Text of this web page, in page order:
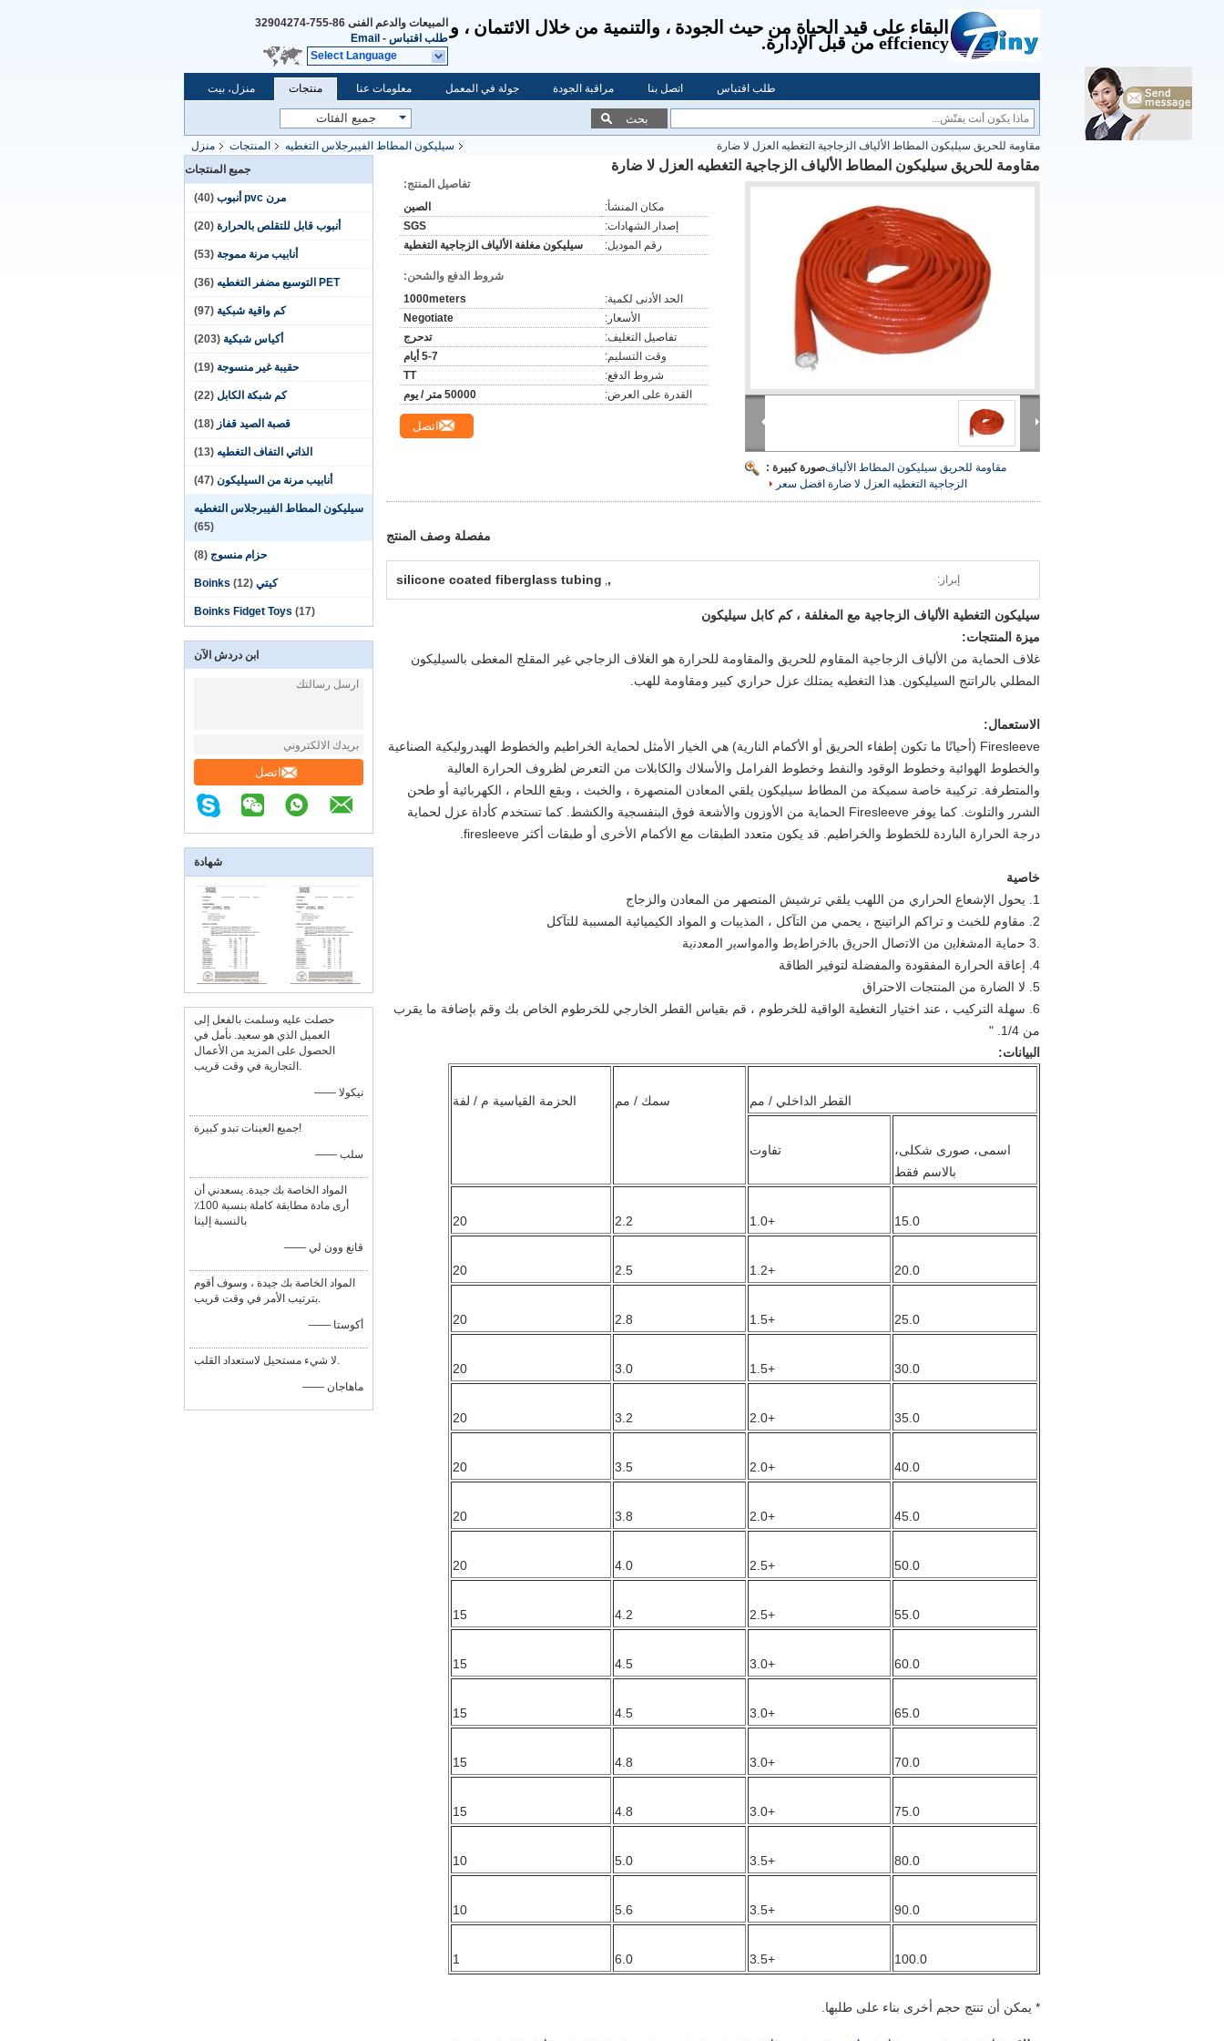
البقاء على قيد الحياة من حيث الجودة ، والتنمية من خلال الائتمان ، و
effciency من قبل الإدارة.
المبيعات والدعم الفنى 86-755-32904274
طلب اقتباس -
Email
Select Language
منزل، بيت منتجات معلومات عنا جولة في المعمل مراقبة الجودة اتصل بنا طلب اقتباس
بحث
منزل المنتجات سيليكون المطاط الفيبرجلاس التغطيه
مقاومة للحريق سيليكون المطاط الألياف الزجاجية التغطيه العزل لا ضارة
جميع المنتجات
مرن pvc أنبوب (40)
أنبوب قابل للتقلص بالحرارة (20)
أنابيب مرنة مموجة (53)
PET التوسيع مضفر التغطيه (36)
كم واقية شبكية (97)
أكياس شبكية (203)
حقيبة غير منسوجة (19)
كم شبكة الكابل (22)
قصبة الصيد قفاز (18)
الذاتي التفاف التغطيه (13)
أنابيب مرنة من السيليكون (47)
سيليكون المطاط الفيبرجلاس التغطيه
(65)
حزام منسوج (8)
كيتي Boinks (12)
Boinks Fidget Toys (17)
ابن دردش الآن
اتصل
شهادة
حصلت عليه وسلمت بالفعل إلى
العميل الذي هو سعيد. نأمل في
الحصول على المزيد من الأعمال
التجارية في وقت قريب.
—— نيكولا
جميع العينات تبدو كبيرة!
—— سلب
المواد الخاصة بك جيدة. يسعدني أن
أرى مادة مطابقة كاملة بنسبة 100٪
بالنسبة إلينا
—— قانغ وون لي
المواد الخاصة بك جيدة ، وسوف أقوم
بترتيب الأمر في وقت قريب.
—— أكوستا
لا شيء مستحيل لاستعداد القلب.
—— ماهاجان
مقاومة للحريق سيليكون المطاط الألياف الزجاجية التغطيه العزل لا ضارة
صورة كبيرة :مقاومة للحريق سيليكون المطاط الألياف
الزجاجية التغطيه العزل لا ضارة افضل سعر
تفاصيل المنتج:
مكان المنشأ:
الصين
إصدار الشهادات:
SGS
رقم الموديل:
سيليكون مغلفة الألياف الزجاجية التغطية
شروط الدفع والشحن:
الحد الأدنى لكمية:
1000meters
الأسعار:
Negotiate
تفاصيل التغليف:
تدحرج
وقت التسليم:
5-7 أيام
شروط الدفع:
TT
القدرة على العرض:
50000 متر / يوم
اتصل
مفصلة وصف المنتج
إبراز: ,
,
silicone coated fiberglass tubing
سيليكون التغطية الألياف الزجاجية مع المغلفة ، كم كابل سيليكون
ميزة المنتجات:
غلاف الحماية من الألياف الزجاجية المقاوم للحريق والمقاومة للحرارة هو الغلاف الزجاجي غير المقلج المغطى بالسيليكون
المطلي بالراتنج السيليكون. هذا التغطيه يمتلك عزل حراري كبير ومقاومة للهب.
الاستعمال:
Firesleeve (أحيانًا ما تكون إطفاء الحريق أو الأكمام النارية) هي الخيار الأمثل لحماية الخراطيم والخطوط الهيدروليكية الصناعية
والخطوط الهوائية وخطوط الوقود والنفط وخطوط الفرامل والأسلاك والكابلات من التعرض لظروف الحرارة العالية
والمتطرفة. تركيبة خاصة سميكة من المطاط سيليكون يلقي المعادن المنصهرة ، والخبث ، وبقع اللحام ، الكهربائية أو طحن
الشرر والتلوث. كما يوفر Firesleeve الحماية من الأوزون والأشعة فوق البنفسجية والكشط.
كما تستخدم كأداة عزل لحماية
درجة الحرارة الباردة للخطوط والخراطيم.
قد يكون متعدد الطبقات مع الأكمام الأخرى أو طبقات أكثر firesleeve.
خاصية
1. يحول الإشعاع الحراري من اللهب يلقي ترشيش المنصهر من المعادن والزجاج
2. مقاوم للخبث و تراكم الراتينج ، يحمي من التآكل ، المذيبات و المواد الكيميائية المسببة للتآكل
4. إعاقة الحرارة المفقودة والمفضلة لتوفير الطاقة
5. لا الضارة من المنتجات الاحتراق
6. سهلة التركيب ، عند اختيار التغطية الواقية للخرطوم ، قم بقياس القطر الخارجي للخرطوم الخاص بك وقم بإضافة ما يقرب
من 1/4. "
البيانات:
القطر الداخلي / مم سمك / مم الحزمة القياسية م / لفة
اسمى، صورى شكلى،
بالاسم فقط
تفاوت
15.0
+1.0
2.2
20
20.0
+1.2
2.5
20
25.0
+1.5
2.8
20
30.0
+1.5
3.0
20
35.0
+2.0
3.2
20
40.0
+2.0
3.5
20
45.0
+2.0
3.8
20
50.0
+2.5
4.0
20
55.0
+2.5
4.2
15
60.0
+3.0
4.5
15
65.0
+3.0
4.5
15
70.0
+3.0
4.8
15
75.0
+3.0
4.8
15
80.0
+3.5
5.0
10
90.0
+3.5
5.6
10
100.0
+3.5
6.0
1
* يمكن أن تنتج حجم أخرى بناء على طلبها.